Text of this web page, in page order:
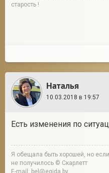
старость !
Наталья
10.03.2018 в 19:57
Есть изменения по
Я обещала быть хорошей, но
не получилось © Скарлетт
E-mail: bel@egida.by